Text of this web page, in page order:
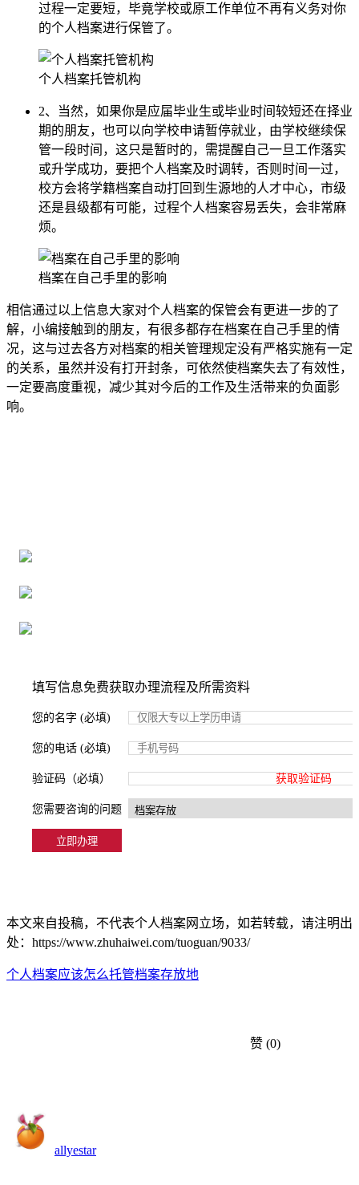
过程一定要短，毕竟学校或原工作单位不再有义务对你
的个人档案进行保管了。
个人档案托管机构
2、当然，如果你是应届毕业生或毕业时间较短还在择业
期的朋友，也可以向学校申请暂停就业，由学校继续保
管一段时间，这只是暂时的，需提醒自己一旦工作落实
或升学成功，要把个人档案及时调转，否则时间一过，
校方会将学籍档案自动打回到生源地的人才中心，市级
还是县级都有可能，过程个人档案容易丢失，会非常麻
烦。
档案在自己手里的影响
相信通过以上信息大家对个人档案的保管会有更进一步的了
解，小编接触到的朋友，有很多都存在档案在自己手里的情
况，这与过去各方对档案的相关管理规定没有严格实施有一定
的关系，虽然并没有打开封条，可依然使档案失去了有效性，
一定要高度重视，减少其对今后的工作及生活带来的负面影
响。
填写信息免费获取办理流程及所需资料
您的名字 (必填)
您的电话 (必填)
验证码（必填） 获取验证码
您需要咨询的问题
本文来自投稿，不代表个人档案网立场，如若转载，请注明出
处：https://www.zhuhaiwei.com/tuoguan/9033/
个人档案应该怎么托管档案存放地
赞 (0)
allyestar